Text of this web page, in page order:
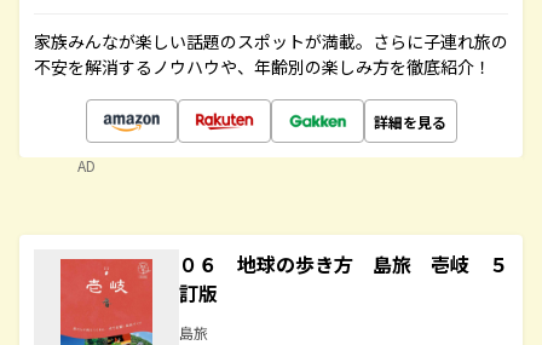
家族みんなが楽しい話題のスポットが満載。さらに子連れ旅の
不安を解消するノウハウや、年齢別の楽しみ方を徹底紹介！
詳細を見る
AD
０６ 地球の歩き方 島旅 壱岐 ５
訂版
島旅